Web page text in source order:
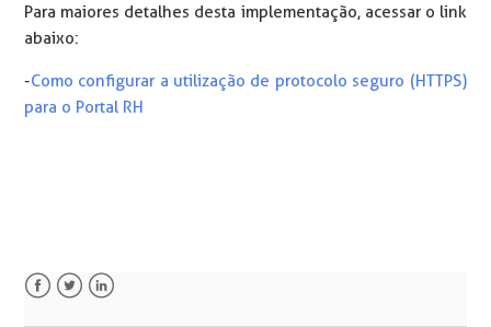
Para maiores detalhes desta implementação, acessar o link
abaixo:
-Como configurar a utilização de protocolo seguro (HTTPS)
para o Portal RH